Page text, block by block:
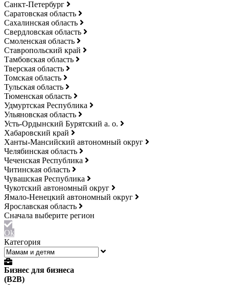
Санкт-Петербург
Саратовская область
Сахалинская область
Свердловская область
Смоленская область
Ставропольский край
Тамбовская область
Тверская область
Томская область
Тульская область
Тюменская область
Удмуртская Республика
Ульяновская область
Усть-Ордынский Бурятский а. о.
Хабаровский край
Ханты-Мансийский автономный округ
Челябинская область
Чеченская Республика
Читинская область
Чувашская Республика
Чукотский автономный округ
Ямало-Ненецкий автономный округ
Ярославская область
Ok
Категория
Бизнес для бизнеса
(B2B)